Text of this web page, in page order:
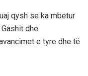
qysh se ka mbetur
dhe
e tyre dhe të